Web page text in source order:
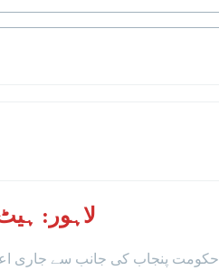
لاہور: ہیٹ ویو کے
حکومت پنجاب کی جانب سے جاری اعلامیے میں